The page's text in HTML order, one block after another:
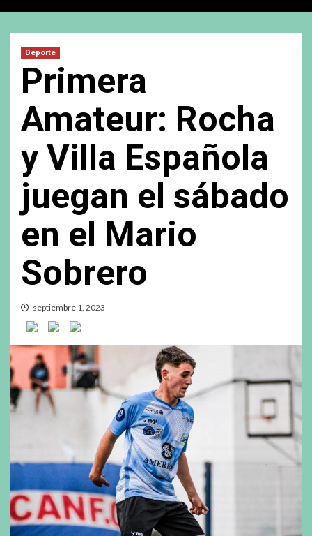
Deporte
Primera
Amateur: Rocha
y Villa Española
juegan el sábado
en el Mario
Sobrero
septiembre 1, 2023